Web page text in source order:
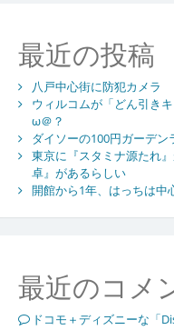
最近の投稿
八戸中心街に防犯カメラ
ウィルコムが「どん引き
ω＠？
ダイソーの100円ガーデン
東京に『スタミナ源たれ
卓』があるらしい
開館から1年、はっちは中
最近のコメ
ドコモ＋ディズニーな「